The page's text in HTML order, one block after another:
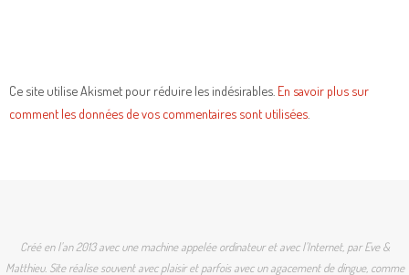
Ce site utilise Akismet pour réduire les indésirables. En savoir plus sur
comment les données de vos commentaires sont utilisées
Créé en l'an 2013 avec une machine appelée ordinateur et avec l'Internet, par Eve &
Matthieu. Site réalise souvent avec plaisir et parfois avec un agacement de dingue, comme